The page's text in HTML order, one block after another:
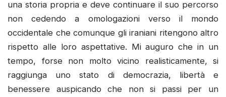
una storia propria e deve continuare il suo percorso
non cedendo a omologazioni verso il mondo
occidentale che comunque gli iraniani ritengono altro
rispetto alle loro aspettative. Mi auguro che in un
tempo, forse non molto vicino realisticamente, si
raggiunga uno stato di democrazia, libertà e
benessere auspicando che non si passi per un